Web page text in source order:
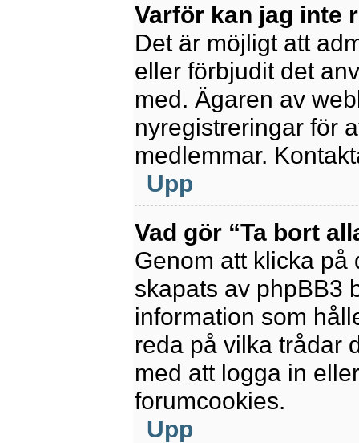
Varför kan jag inte
Det är möjligt att
eller förbjudit det
med. Ägaren av
nyregistreringar för
medlemmar.
Upp
Vad gör “Ta bort
Genom att klicka på
skapats av phpBB3
information som
reda på vilka trådar
med att logga in
forumcookies.
Upp